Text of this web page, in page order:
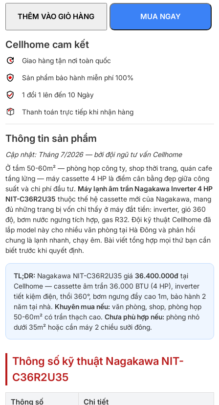
Nagakawa
Inverter
HP
NIT-
số
lượng
THÊM VÀO GIỎ HÀNG MUA NGAY
Cellhome cam kết
Giao hàng tận nơi toàn quốc
Sản phẩm bảo hành miễn phí 100%
1 đổi 1 lên đến 10 Ngày
Thanh toán trực tiếp khi nhận hàng
Thông tin sản phẩm
Cập nhật: Tháng 7/2026 — bởi đội ngũ tư vấn Cellhome
Ở tầm 50-60m² — phòng họp công ty, shop thời trang, quán cafe
tầng lửng — máy cassette 4 HP là điểm cân bằng đẹp giữa công
suất và chi phí đầu tư. Máy lạnh âm trần Nagakawa Inverter 4 HP
NIT-C36R2U35 thuộc thế hệ cassette mới của Nagakawa, mang
đủ những trang bị vốn chỉ thấy ở máy đắt tiền: inverter, gió 360
độ, bơm nước ngưng tích hợp, gas R32. Đội kỹ thuật Cellhome đã
lắp model này cho nhiều văn phòng tại Hà Đông và phản hồi
chung là lạnh nhanh, chạy êm. Bài viết tổng hợp mọi thứ bạn cần
biết trước khi quyết định.
TL;DR: Nagakawa NIT-C36R2U35 giá 36.400.000đtại
Cellhome — cassette âm trần 36.000 BTU (4 HP), inverter
tiết kiệm điện, thổi 360°, bơm ngưng đẩy cao 1m, bảo hành 2
năm tại nhà. Khuyên mua nếu: văn phòng, shop, phòng họp
50-60m² có trần thạch cao. Chưa phù hợp nếu: phòng nhỏ
dưới 35m² hoặc cần máy 2 chiều sưởi đông.
Thông số kỹ thuật Nagakawa NIT-
C36R2U35
Thông số Chi tiết